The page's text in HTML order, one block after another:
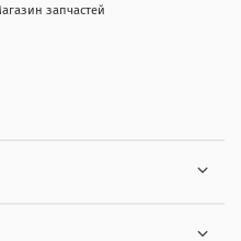
запчастей